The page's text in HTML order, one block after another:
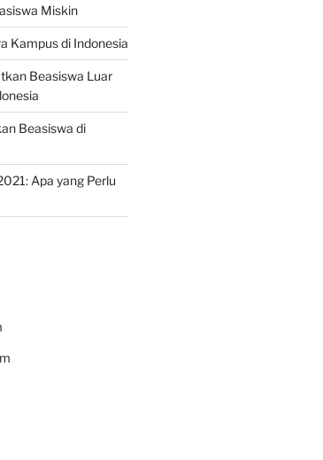
Miskin
Kampus di Indonesia
Beasiswa Luar
Beasiswa di
Apa yang Perlu